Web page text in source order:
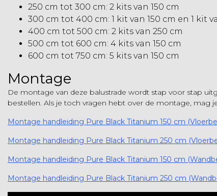
250 cm tot 300 cm: 2 kits van 150 cm
300 cm tot 400 cm: 1 kit van 150 cm en 1 kit
400 cm tot 500 cm: 2 kits van 250 cm
500 cm tot 600 cm: 4 kits van 150 cm
600 cm tot 750 cm: 5 kits van 150 cm
Montage
De montage van deze balustrade wordt stap voor stap
bestellen. Als je toch vragen hebt over de montage, mag
Montage handleiding Pure Black Titanium 150 cm
Montage handleiding Pure Black Titanium 250 cm
Montage handleiding Pure Black Titanium 150 cm
Montage handleiding Pure Black Titanium 250 cm